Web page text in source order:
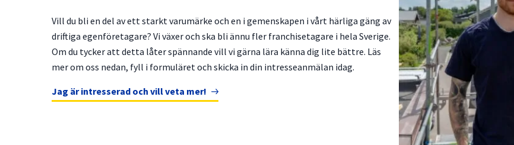
Vill du bli en del av ett starkt varumärke och en i gemenskapen i vårt härliga gäng av
driftiga egenföretagare? Vi växer och ska bli ännu fler franchisetagare i hela Sverige.
Om du tycker att detta låter spännande vill vi gärna lära känna dig lite bättre. Läs
mer om oss nedan, fyll i formuläret och skicka in din intresseanmälan idag.
Jag är intresserad och vill veta mer!